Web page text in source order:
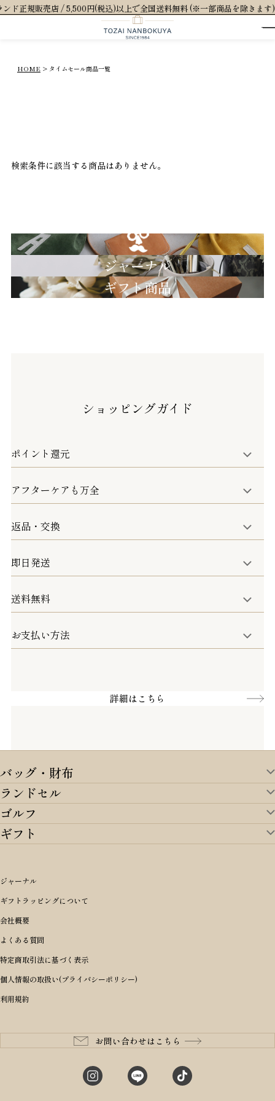
正規販売店 / 5,500円(税込)以上で全国送料無料 (※一部商品を除きます)
HOME タイムセール商品一覧
検索条件に該当する商品はありません。
GRIMM LAB
ジャーナル
ギフト商品
ショッピングガイド
ポイント還元
商品金額の10%をポイント還元いたします。
アフターケアも万全
取り扱い商品はすべて正規品となります。
修理などのご相談に関しましては、責任を持って対応さ
せていただきます。
返品・交換
8日以内なら、返品・交換も可能です。
即日発送
15:00までのご注文は即日発送
お取寄せ商品を除く
送料無料
5,500円(税込)以上で全国送料無料となります。
お支払い方法
詳細はこちら
バッグ・財布
バッグ・財布TOP
すべてを見る
アイテムから選ぶ
リュックサック・デイパック・バックパック
ショルダーバッグ
ボディバッグ・ウエストバッグ
長財布
二つ折り財布
三つ折り財布
コインケース・小銭入れ
m＋ エムピウ
PORTER 吉田カバン ポーター
BRIEFING ブリーフィング
Dakota ダコタ
CLEDRAN クレドラン
aniary アニアリ
CIE シー
StitchandSew ステッチアンドソー
ランドセル
ランドセルTOP
すべてを見る
オリジナルランドセル
女の子ランドセル
男の子ランドセル
ランドセル小物・その他
レッド
ピンク
パープル(ラベンダー)
ブルー・ネイビー
価格から選ぶ
〜49,999円
50,000円〜59,999円
60,000円〜69,999円
70,000円〜79,999円
80,000円〜
ゴルフ
ゴルフTOP
アイテムから選ぶ
キャディバッグ
ヘッドカバー
ゴルフ小物
ゴルフウェア/アクセサリー
ブランドから選ぶ
BRIEFING ブリーフィング
master-piece マスターピース
JONES ジョーンズ
木の庄帆布
ギフト
シーンから探す
誕生日
結婚祝い
出産祝い
入学・進学祝い
成人祝い
就職・栄転祝い
長寿・還暦祝い
性別・年齢から探す
男性向け
女性向け
10代
20代
30代
予算から探す
〜4,999円
5,000円〜9,999円
10,000円〜19,999円
20,000円〜29,999円
ジャーナル
ギフトラッピングについて
会社概要
よくある質問
特定商取引法に基づく表示
個人情報の取扱い(プライバシーポリシー)
利用規約
お問い合わせはこちら